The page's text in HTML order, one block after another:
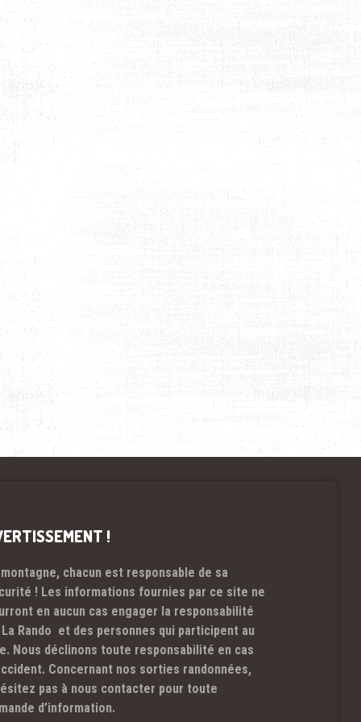
!
montagne, chacun est responsable de sa
! Les informations fournies par ce site ne
en aucun cas engager la responsabilité
Rando et des personnes qui participent au
Nous déclinons toute responsabilité en cas
Concernant nos sorties randonnées,
pas à nous contacter pour toute
d’information.